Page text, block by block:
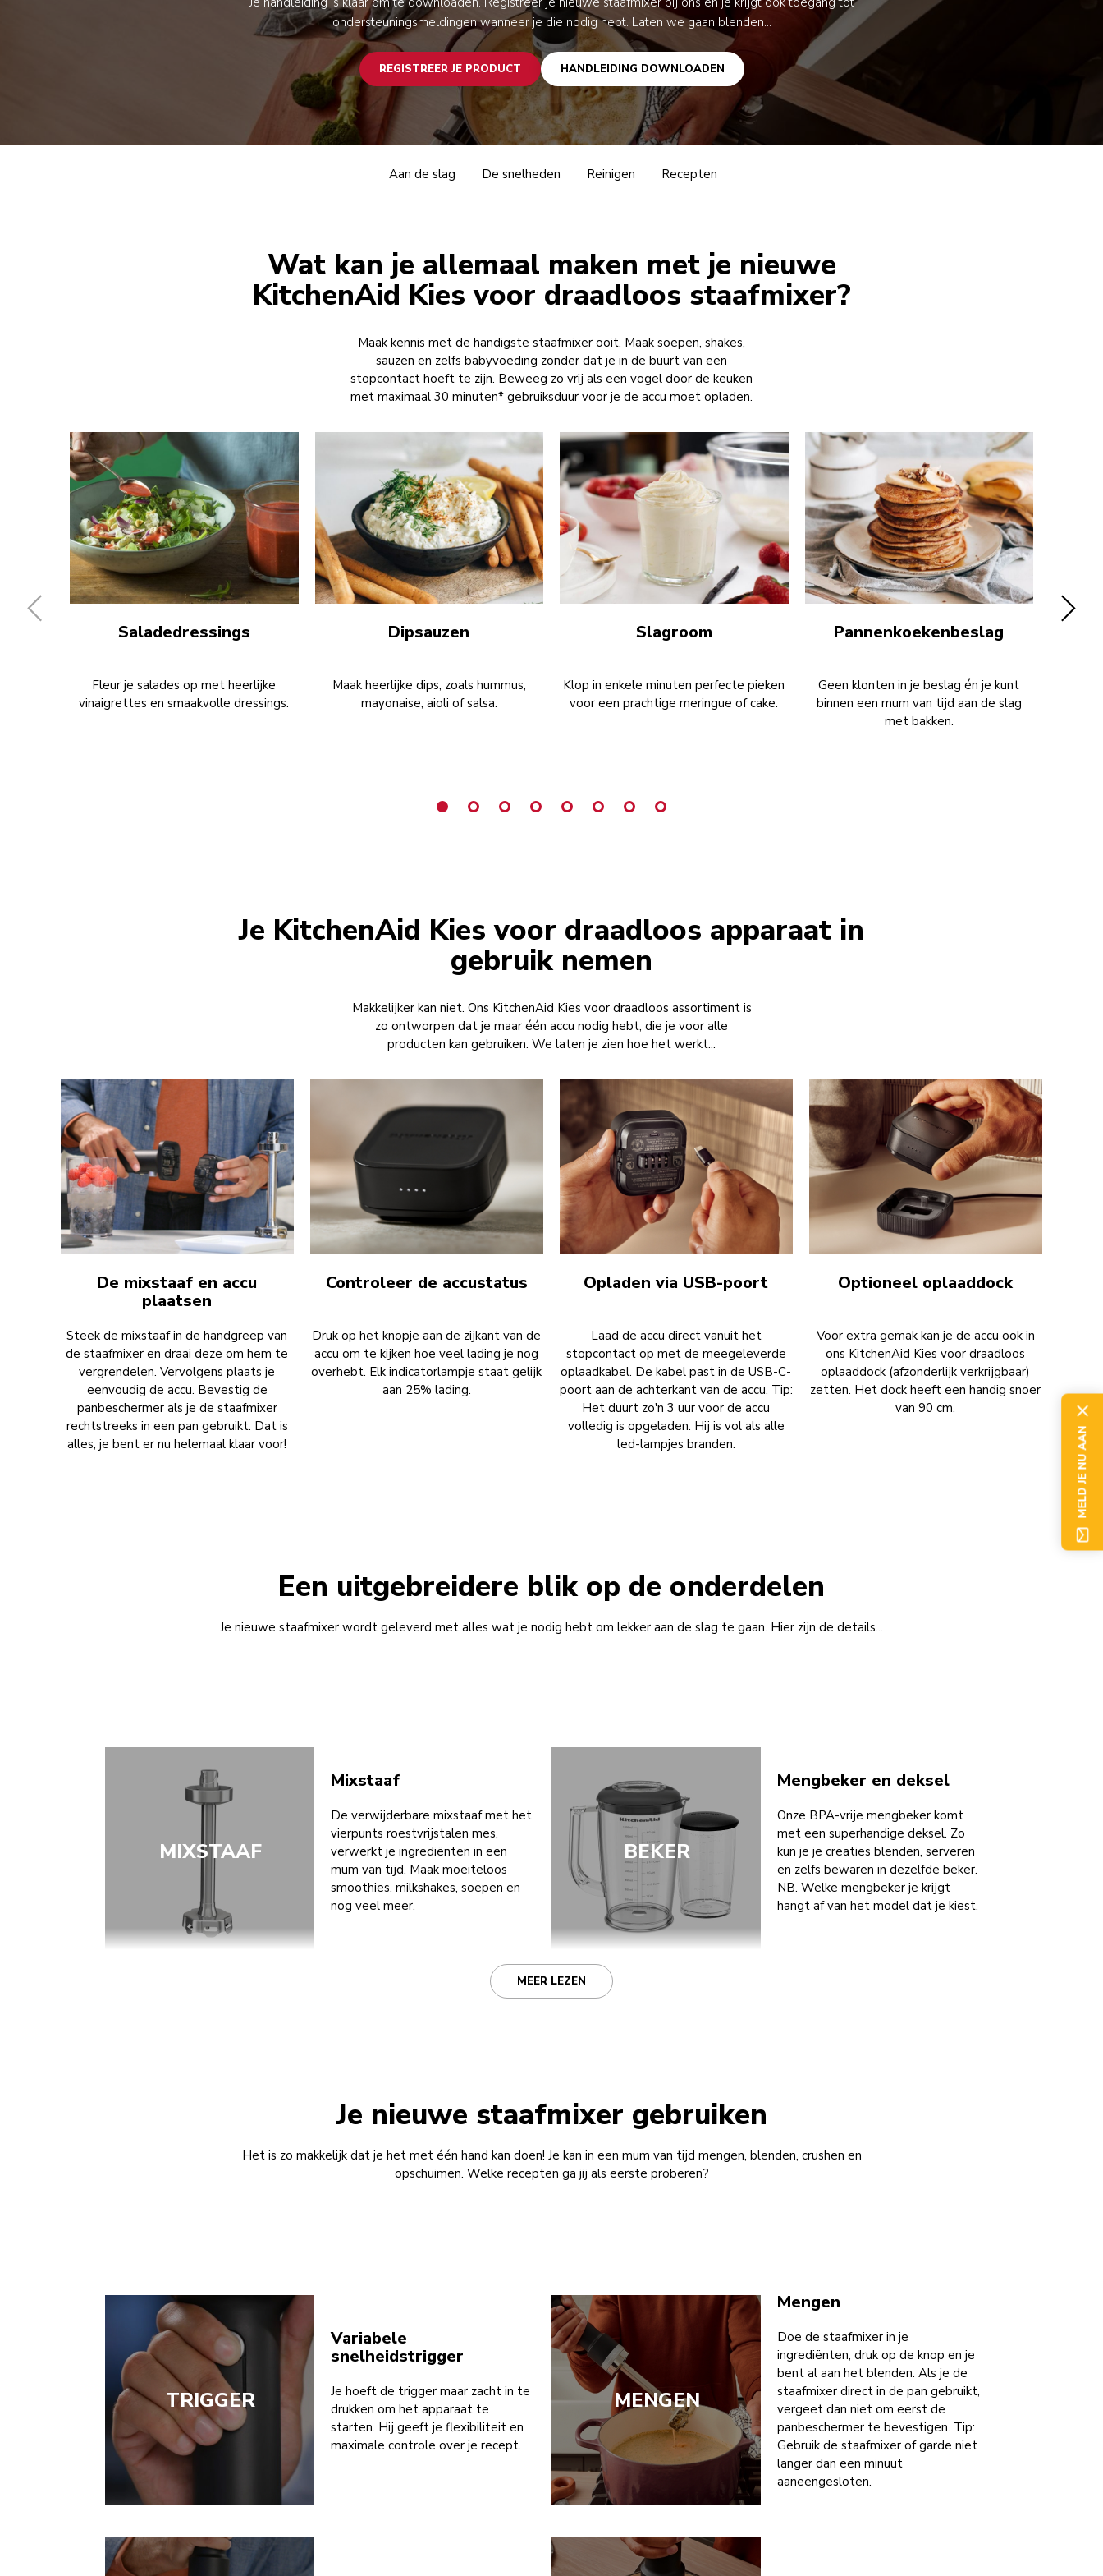
ondersteuningsmeldingen wanneer je die nodig hebt. Laten we gaan blenden...
REGISTREER JE PRODUCT HANDLEIDING DOWNLOADEN
Aan de slag De snelheden Reinigen Recepten
Wat kan je allemaal maken met je nieuwe
KitchenAid Kies voor draadloos staafmixer?
Maak kennis met de handigste staafmixer ooit. Maak soepen, shakes,
sauzen en zelfs babyvoeding zonder dat je in de buurt van een
stopcontact hoeft te zijn. Beweeg zo vrij als een vogel door de keuken
met maximaal 30 minuten* gebruiksduur voor je de accu moet opladen.
Saladedressings
Fleur je salades op met heerlijke
vinaigrettes en smaakvolle dressings.
Dipsauzen
Maak heerlijke dips, zoals hummus,
mayonaise, aioli of salsa.
Slagroom
Klop in enkele minuten perfecte pieken
voor een prachtige meringue of cake.
Pannenkoekenbeslag
Geen klonten in je beslag én je kunt
binnen een mum van tijd aan de slag
met bakken.
Je KitchenAid Kies voor draadloos apparaat in
gebruik nemen
Makkelijker kan niet. Ons KitchenAid Kies voor draadloos assortiment is
zo ontworpen dat je maar één accu nodig hebt, die je voor alle
producten kan gebruiken. We laten je zien hoe het werkt...
De mixstaaf en accu
plaatsen
Steek de mixstaaf in de handgreep van
de staafmixer en draai deze om hem te
vergrendelen. Vervolgens plaats je
eenvoudig de accu. Bevestig de
panbeschermer als je de staafmixer
rechtstreeks in een pan gebruikt. Dat is
alles, je bent er nu helemaal klaar voor!
Controleer de accustatus
Druk op het knopje aan de zijkant van de
accu om te kijken hoe veel lading je nog
overhebt. Elk indicatorlampje staat gelijk
aan 25% lading.
Opladen via USB-poort
Laad de accu direct vanuit het
stopcontact op met de meegeleverde
oplaadkabel. De kabel past in de USB-C-
poort aan de achterkant van de accu. Tip:
Het duurt zo'n 3 uur voor de accu
volledig is opgeladen. Hij is vol als alle
led-lampjes branden.
Optioneel oplaaddock
Voor extra gemak kan je de accu ook in
ons KitchenAid Kies voor draadloos
oplaaddock (afzonderlijk verkrijgbaar)
zetten. Het dock heeft een handig snoer
van 90 cm.
Een uitgebreidere blik op de onderdelen
Je nieuwe staafmixer wordt geleverd met alles wat je nodig hebt om lekker aan de slag te gaan. Hier zijn de details...
Mixstaaf
De verwijderbare mixstaaf met het
vierpunts roestvrijstalen mes,
verwerkt je ingrediënten in een
mum van tijd. Maak moeiteloos
smoothies, milkshakes, soepen en
nog veel meer.
MIXSTAAF
Mengbeker en deksel
Onze BPA-vrije mengbeker komt
met een superhandige deksel. Zo
kun je je creaties blenden, serveren
en zelfs bewaren in dezelfde beker.
NB. Welke mengbeker je krijgt
hangt af van het model dat je kiest.
BEKER
MEER LEZEN
Je nieuwe staafmixer gebruiken
Het is zo makkelijk dat je het met één hand kan doen! Je kan in een mum van tijd mengen, blenden, crushen en
opschuimen. Welke recepten ga jij als eerste proberen?
Variabele
snelheidstrigger
Je hoeft de trigger maar zacht in te
drukken om het apparaat te
starten. Hij geeft je flexibiliteit en
maximale controle over je recept.
TRIGGER
Mengen
Doe de staafmixer in je
ingrediënten, druk op de knop en je
bent al aan het blenden. Als je de
staafmixer direct in de pan gebruikt,
vergeet dan niet om eerst de
panbeschermer te bevestigen. Tip:
Gebruik de staafmixer of garde niet
langer dan een minuut
aaneengesloten.
MENGEN
MELD JE NU AAN